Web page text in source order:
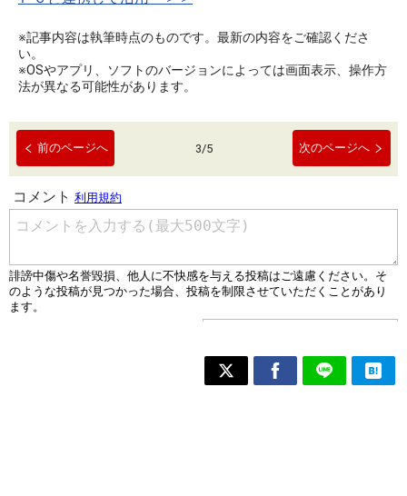
※記事内容は執筆時点のものです。最新の内容をご確認くださ
い。
※OSやアプリ、ソフトのバージョンによっては画面表示、操作方
法が異なる可能性があります。
前のページへ 3/5 次のページへ